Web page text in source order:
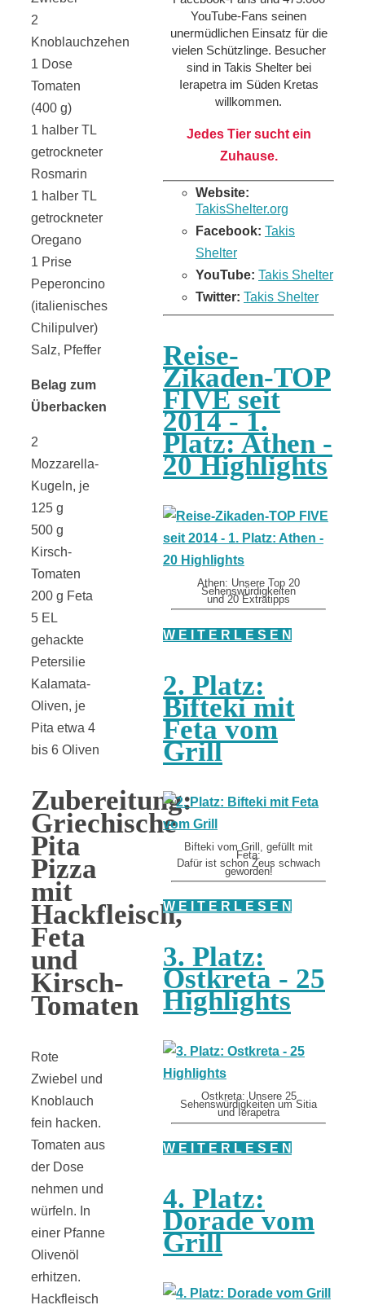
2
Knoblauchzehen
1 Dose
Tomaten
(400 g)
1 halber TL
getrockneter
Rosmarin
1 halber TL
getrockneter
Oregano
1 Prise
Peperoncino
(italienisches
Chilipulver)
Salz, Pfeffer
Belag zum
Überbacken
2
Mozzarella-
Kugeln, je
125 g
500 g
Kirsch-
Tomaten
200 g Feta
5 EL
gehackte
Petersilie
Kalamata-
Oliven, je
Pita etwa 4
bis 6 Oliven
Zubereitung:
Griechische
Pita
Pizza
mit
Hackfleisch,
Feta
und
Kirsch-
Tomaten
Rote
Zwiebel und
Knoblauch
fein hacken.
Tomaten aus
der Dose
nehmen und
würfeln. In
einer Pfanne
Olivenöl
erhitzen.
Hackfleisch
YouTube-Fans seinen
unermüdlichen Einsatz für die
vielen Schützlinge. Besucher
sind in Takis Shelter bei
Ierapetra im Süden Kretas
willkommen.
Jedes Tier sucht ein
Zuhause.
Website:
TakisShelter.org
Facebook: Takis
Shelter
YouTube: Takis Shelter
Twitter: Takis Shelter
Reise-
Zikaden-TOP
FIVE seit
2014 - 1.
Platz: Athen -
20 Highlights
Athen: Unsere Top 20
Sehenswürdigkeiten
und 20 Extratipps
W E I T E R L E S E N
2. Platz:
Bifteki mit
Feta vom
Grill
Bifteki vom Grill, gefüllt mit
Feta:
Dafür ist schon Zeus schwach
geworden!
W E I T E R L E S E N
3. Platz:
Ostkreta - 25
Highlights
Ostkreta: Unsere 25
Sehenswürdigkeiten um Sitia
und Ierapetra
W E I T E R L E S E N
4. Platz:
Dorade vom
Grill